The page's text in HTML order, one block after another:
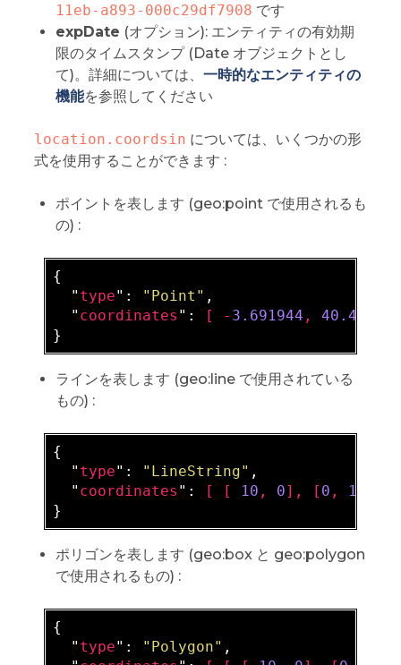
11eb-a893-000c29df7908 です
expDate (オプション): エンティティの有効期
限のタイムスタンプ (Date オブジェクトとし
て)。詳細については、 一時的なエンティティの
機能を参照してください
location.coordsin については、いくつかの形
式を使用することができます :
ポイントを表します (geo:point で使用されるも
の) :
{
  "
type": "Point" ,
  "
coordinates ": [ - 3.691944 , 40.418889
ラインを表します (geo:line で使用されている
もの) :
{
  "
type": "LineString" ,
  "
coordinates ": [ [ 10 , 0], [ 0 , 10
ポリゴンを表します (geo:box と geo:polygon
で使用されるもの) :
{
  "
type": "Polygon" ,